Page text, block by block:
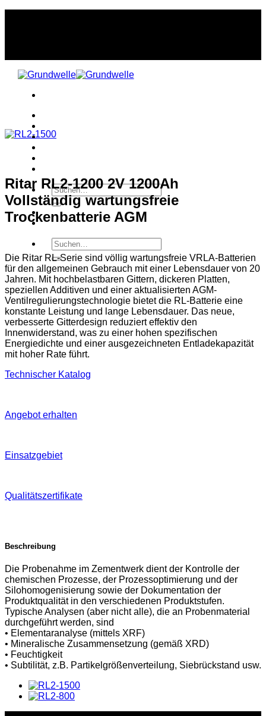
Dienstleistungen
Suche
nach:
English
Türkçe
Suche
nach:
Ritar RL2-1200 2V 1200Ah
Vollständig wartungsfreie
Trockenbatterie AGM
Die Ritar RL-Serie sind völlig wartungsfreie VRLA-Batterien
für den allgemeinen Gebrauch mit einer Lebensdauer von 20
Jahren. Mit hochbelastbaren Gittern, dickeren Platten,
speziellen Additiven und einer aktualisierten AGM-
Ventilregulierungstechnologie bietet die RL-Batterie eine
konstante Leistung und lange Lebensdauer. Das neue,
verbesserte Gitterdesign reduziert effektiv den
Innenwiderstand, was zu einer hohen spezifischen
Energiedichte und einer ausgezeichneten Entladekapazität
mit hoher Rate führt.
Technischer Katalog
Angebot erhalten
Einsatzgebiet
Qualitätszertifikate
Beschreibung
Die Probenahme im Zementwerk dient der Kontrolle der
chemischen Prozesse, der Prozessoptimierung und der
Silohomogenisierung sowie der Dokumentation der
Produktqualität in den verschiedenen Produktstufen.
Typische Analysen (aber nicht alle), die an Probenmaterial
durchgeführt werden, sind
• Elementaranalyse (mittels XRF)
• Mineralische Zusammensetzung (gemäß XRD)
• Feuchtigkeit
• Subtilität, z.B. Partikelgrößenverteilung, Siebrückstand usw.